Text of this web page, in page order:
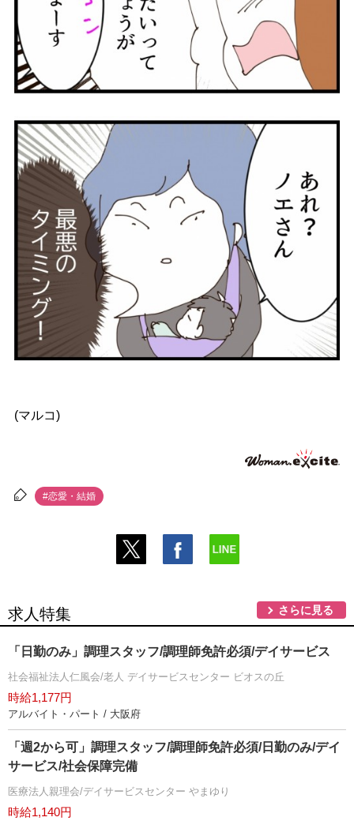
(マルコ)
#恋愛・結婚
求人特集 さらに見る
「日勤のみ」調理スタッフ/調理師免許必須/デイサービス
社会福祉法人仁風会/老人 デイサービスセンター ビオスの丘
時給1,177円
アルバイト・パート / 大阪府
「週2から可」調理スタッフ/調理師免許必須/日勤のみ/デイ
サービス/社会保障完備
医療法人親理会/デイサービスセンター やまゆり
時給1,140円